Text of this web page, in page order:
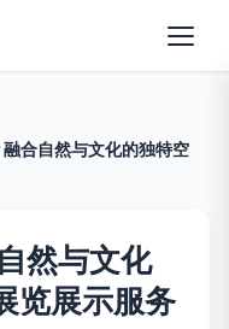
合自然与文化的独特空
然与文化
览展示服务